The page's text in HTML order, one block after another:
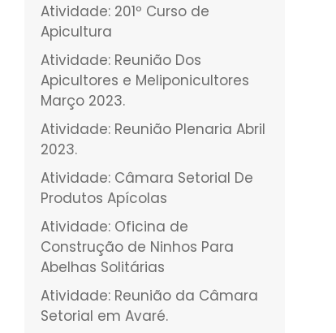
Atividade: 201º Curso de
Apicultura
Atividade: Reunião Dos
Apicultores e Meliponicultores
Março 2023.
Atividade: Reunião Plenaria Abril
2023.
Atividade: Câmara Setorial De
Produtos Apícolas
Atividade: Oficina de
Construção de Ninhos Para
Abelhas Solitárias
Atividade: Reunião da Câmara
Setorial em Avaré.